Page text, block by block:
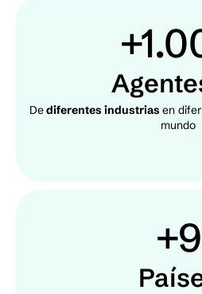
Dediferentes industrias en
mundo
+9